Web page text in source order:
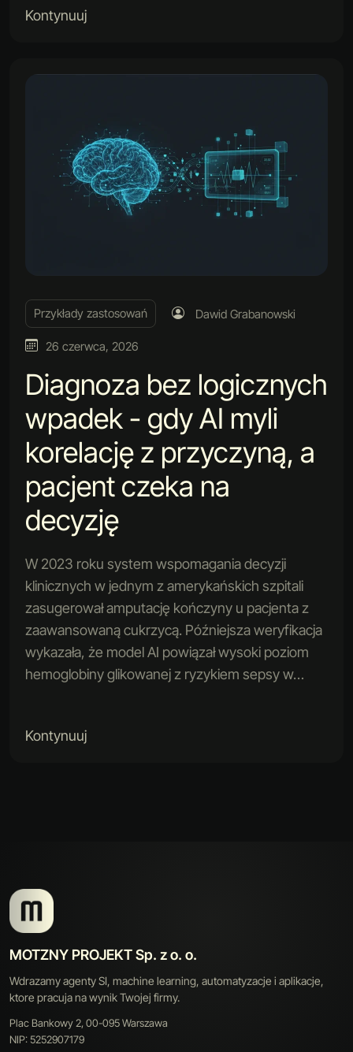
Kontynuuj
Przykłady zastosowań Dawid Grabanowski
26 czerwca, 2026
Diagnoza bez logicznych
wpadek - gdy AI myli
korelację z przyczyną, a
pacjent czeka na
decyzję
W 2023 roku system wspomagania decyzji
klinicznych w jednym z amerykańskich szpitali
zasugerował amputację kończyny u pacjenta z
zaawansowaną cukrzycą. Późniejsza weryfikacja
wykazała, że model AI powiązał wysoki poziom
hemoglobiny glikowanej z ryzykiem sepsy w…
Kontynuuj
MOTZNY PROJEKT Sp. z o. o.
Wdrazamy agenty SI, machine learning, automatyzacje i aplikacje,
ktore pracuja na wynik Twojej firmy.
Plac Bankowy 2, 00-095 Warszawa
NIP: 5252907179